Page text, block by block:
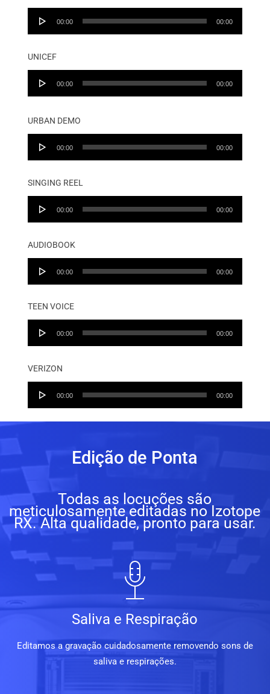
Audio
00:00 00:00
UNICEF
Audio
00:00 00:00
URBAN DEMO
Audio
00:00 00:00
SINGING REEL
Audio
00:00 00:00
AUDIOBOOK
Audio
00:00 00:00
TEEN VOICE
Audio
00:00 00:00
VERIZON
Audio
00:00 00:00
Edição de Ponta
Todas as locuções são
meticulosamente editadas no Izotope
RX. Alta qualidade, pronto para usar.
Saliva e Respiração
Editamos a gravação cuidadosamente removendo sons de
saliva e respirações.